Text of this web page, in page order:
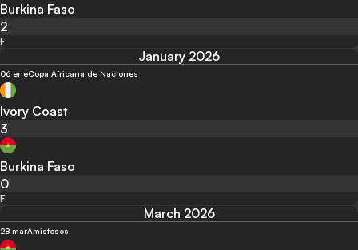
Burkina Faso
2
F
January 2026
06 eneCopa Africana de Naciones
Ivory Coast
3
Burkina Faso
0
F
March 2026
28 marAmistosos